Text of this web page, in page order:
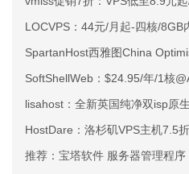
LOCVPS：44元/月起-四核/
SpartanHost西雅图China
SoftShellWeb：$24.95/年/1核
lisahost：全新英国纯净双isp原
HostDare：洛杉矶VPS主机7.5
推荐：宝塔软件 服务器管理程序